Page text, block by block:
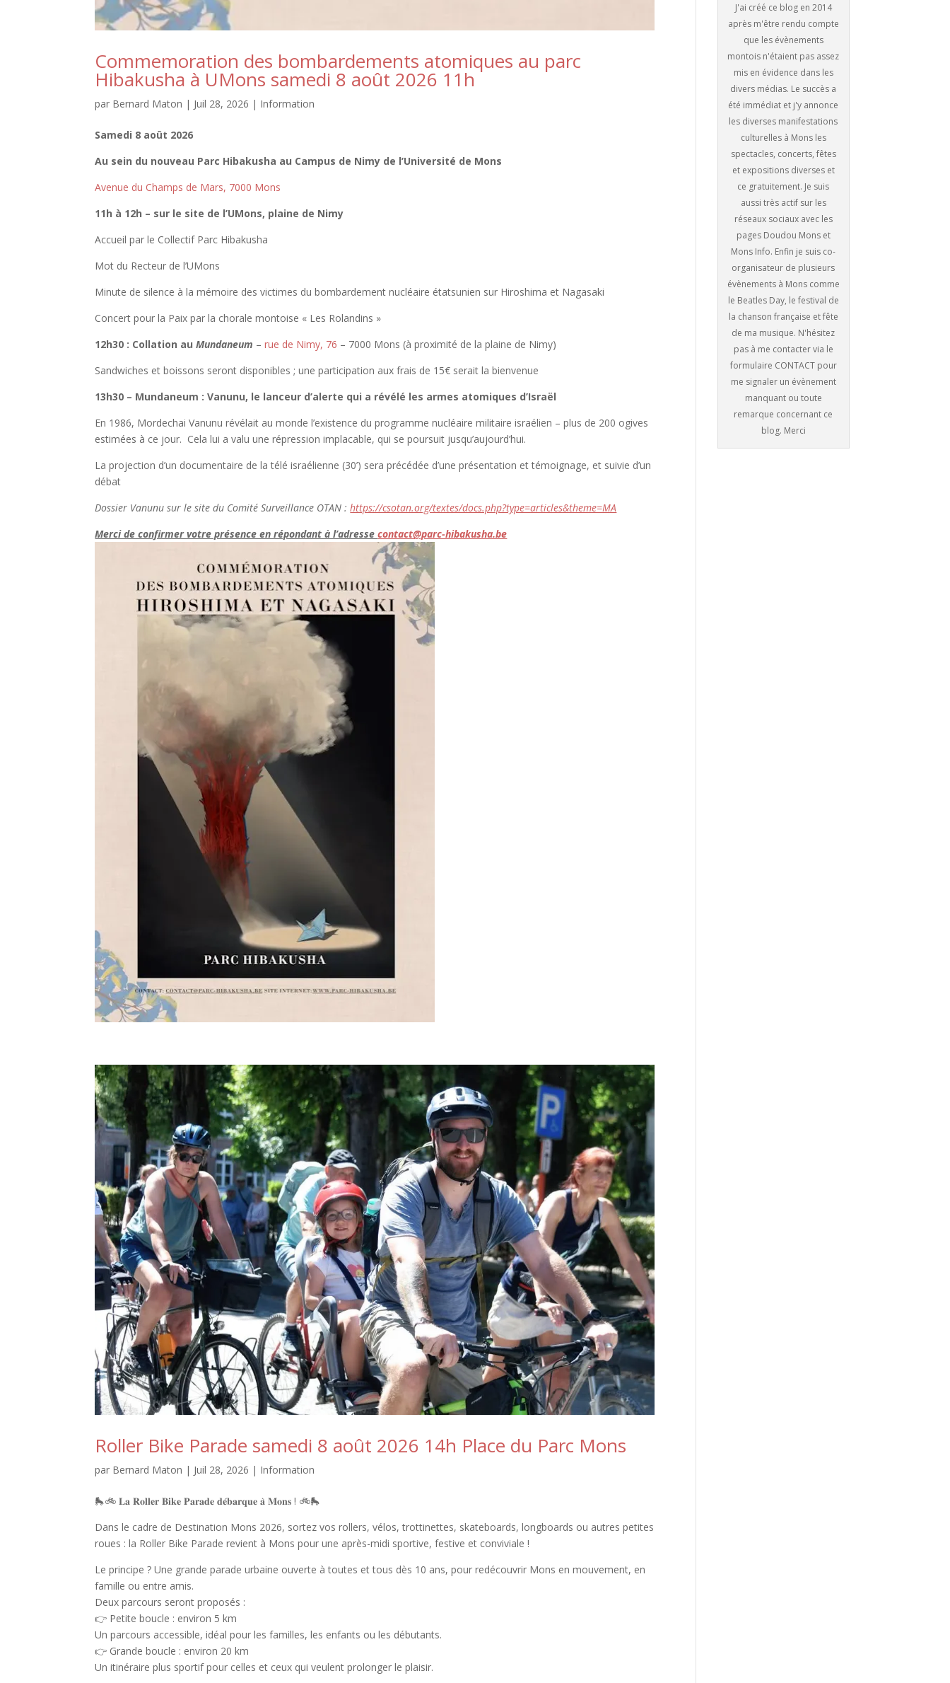
Commemoration des bombardements atomiques au parc
Hibakusha à UMons samedi 8 août 2026 11h
par Bernard Maton | Juil 28, 2026 | Information
Samedi 8 août 2026
Au sein du nouveau Parc Hibakusha au Campus de Nimy de l’Université de Mons
Avenue du Champs de Mars, 7000 Mons
11h à 12h – sur le site de l’UMons, plaine de Nimy
Accueil par le Collectif Parc Hibakusha
Mot du Recteur de l’UMons
Minute de silence à la mémoire des victimes du bombardement nucléaire étatsunien sur Hiroshima et Nagasaki
Concert pour la Paix par la chorale montoise « Les Rolandins »
12h30 : Collation auMundaneum –rue de Nimy, 76 – 7000 Mons (à proximité de la plaine de Nimy)
Sandwiches et boissons seront disponibles ; une participation aux frais de 15€ serait la bienvenue
13h30 – Mundaneum : Vanunu, le lanceur d’alerte qui a révélé les armes atomiques d’Israël
En 1986, Mordechai Vanunu révélait au monde l’existence du programme nucléaire militaire israélien – plus de 200 ogives
estimées à ce jour. Cela lui a valu une répression implacable, qui se poursuit jusqu’aujourd’hui.
La projection d’un documentaire de la télé israélienne (30’) sera précédée d’une présentation et témoignage, et suivie d’un
débat
Dossier Vanunu sur le site du Comité Surveillance OTAN :https://csotan.org/textes/docs.php?type=articles&theme=MA
Merci de confirmer votre présence en répondant à l’adressecontact@parc-hibakusha.be
Roller Bike Parade samedi 8 août 2026 14h Place du Parc Mons
par Bernard Maton | Juil 28, 2026 | Information
🛼🚲 𝐋𝐚 𝐑𝐨𝐥𝐥𝐞𝐫 𝐁𝐢𝐤𝐞 𝐏𝐚𝐫𝐚𝐝𝐞 𝐝𝐞́𝐛𝐚𝐫𝐪𝐮𝐞 𝐚̀ 𝐌𝐨𝐧𝐬 ! 🚲🛼
Dans le cadre de Destination Mons 2026, sortez vos rollers, vélos, trottinettes, skateboards, longboards ou autres petites
roues : la Roller Bike Parade revient à Mons pour une après-midi sportive, festive et conviviale !
Le principe ? Une grande parade urbaine ouverte à toutes et tous dès 10 ans, pour redécouvrir Mons en mouvement, en
famille ou entre amis.
Deux parcours seront proposés :
👉 Petite boucle : environ 5 km
Un parcours accessible, idéal pour les familles, les enfants ou les débutants.
👉 Grande boucle : environ 20 km
Un itinéraire plus sportif pour celles et ceux qui veulent prolonger le plaisir.
J'ai créé ce blog en 2014
après m'être rendu compte
que les évènements
montois n'étaient pas assez
mis en évidence dans les
divers médias. Le succès a
été immédiat et j'y annonce
les diverses manifestations
culturelles à Mons les
spectacles, concerts, fêtes
et expositions diverses et
ce gratuitement. Je suis
aussi très actif sur les
réseaux sociaux avec les
pages Doudou Mons et
Mons Info. Enfin je suis co-
organisateur de plusieurs
évènements à Mons comme
le Beatles Day, le festival de
la chanson française et fête
de ma musique. N'hésitez
pas à me contacter via le
formulaire CONTACT pour
me signaler un évènement
manquant ou toute
remarque concernant ce
blog. Merci